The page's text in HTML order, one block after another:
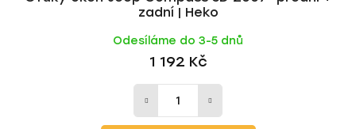
zadní | Heko
Odesíláme do 3-5 dnů
1 192 Kč